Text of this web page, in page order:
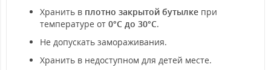
Хранить в плотно закрытой бутылке при
температуре от 0°C до 30°C.
Не допускать замораживания.
Хранить в недоступном для детей месте.